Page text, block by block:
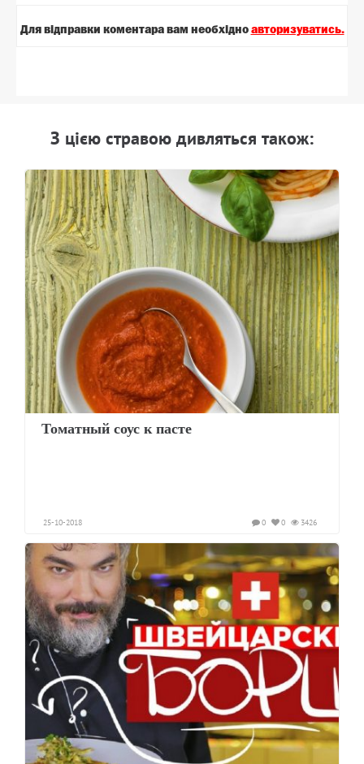
Для вiдправки коментара вам необхiдно авторизуватись.
З цiєю стравою дивляться також:
Томатный соус к пасте
25-10-2018 3426
0
0